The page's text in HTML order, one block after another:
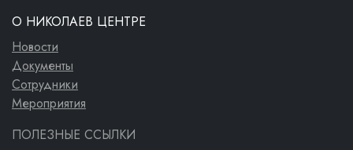
О НИКОЛАЕВ ЦЕНТРЕ
Новости
Документы
Сотрудники
Мероприятия
ПОЛЕЗНЫЕ ССЫЛКИ